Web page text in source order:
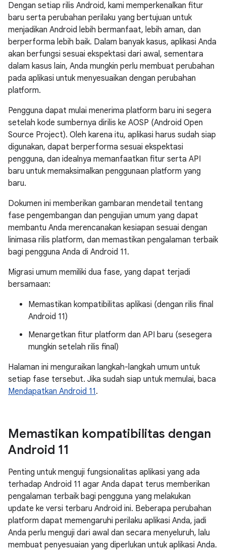
Dengan setiap rilis Android, kami memperkenalkan fitur
baru serta perubahan perilaku yang bertujuan untuk
menjadikan Android lebih bermanfaat, lebih aman, dan
berperforma lebih baik. Dalam banyak kasus, aplikasi Anda
akan berfungsi sesuai ekspektasi dari awal, sementara
dalam kasus lain, Anda mungkin perlu membuat perubahan
pada aplikasi untuk menyesuaikan dengan perubahan
platform.
Pengguna dapat mulai menerima platform baru ini segera
setelah kode sumbernya dirilis ke AOSP (Android Open
Source Project). Oleh karena itu, aplikasi harus sudah siap
digunakan, dapat berperforma sesuai ekspektasi
pengguna, dan idealnya memanfaatkan fitur serta API
baru untuk memaksimalkan penggunaan platform yang
baru.
Dokumen ini memberikan gambaran mendetail tentang
fase pengembangan dan pengujian umum yang dapat
membantu Anda merencanakan kesiapan sesuai dengan
linimasa rilis platform, dan memastikan pengalaman terbaik
bagi pengguna Anda di Android 11.
Migrasi umum memiliki dua fase, yang dapat terjadi
bersamaan:
Memastikan kompatibilitas aplikasi (dengan rilis final
Android 11)
Menargetkan fitur platform dan API baru (sesegera
mungkin setelah rilis final)
Halaman ini menguraikan langkah-langkah umum untuk
setiap fase tersebut. Jika sudah siap untuk memulai, baca
Mendapatkan Android 11.
Memastikan kompatibilitas dengan
Android 11
Penting untuk menguji fungsionalitas aplikasi yang ada
terhadap Android 11 agar Anda dapat terus memberikan
pengalaman terbaik bagi pengguna yang melakukan
update ke versi terbaru Android ini. Beberapa perubahan
platform dapat memengaruhi perilaku aplikasi Anda, jadi
Anda perlu menguji dari awal dan secara menyeluruh, lalu
membuat penyesuaian yang diperlukan untuk aplikasi Anda.